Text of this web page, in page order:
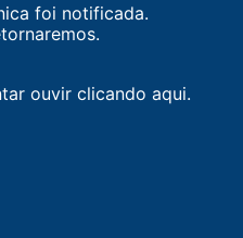
foi notificada.
ouvir clicando aqui.